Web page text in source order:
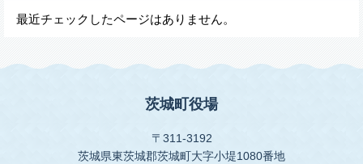
最近チェックしたページはありません。
茨城町役場
〒311-3192
茨城県東茨城郡茨城町大字小堤1080番地